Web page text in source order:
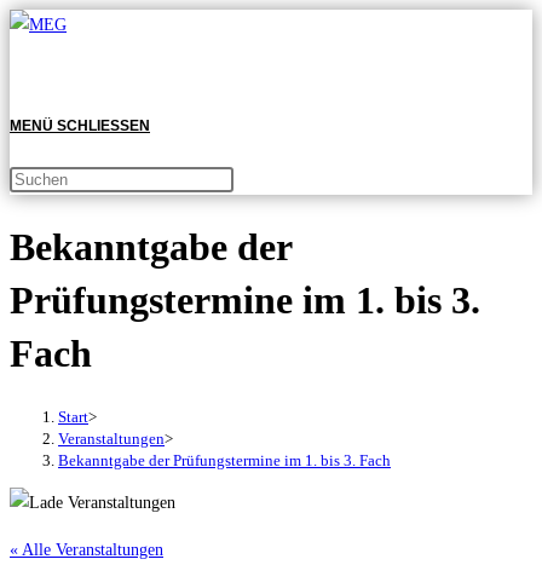
Zum
MENÜ SCHLIESSEN
Diese
durchsuchen
to
the
Bekanntgabe der
Prüfungstermine im 1. bis 3.
Fach
Start>
Veranstaltungen>
Bekanntgabe der Prüfungstermine im 1. bis 3. Fach
« Alle Veranstaltungen